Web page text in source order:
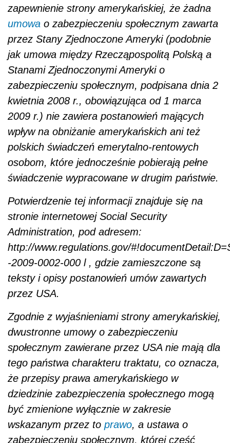
zapewnienie strony amerykańskiej, że żadna
umowa o zabezpieczeniu społecznym zawarta
przez Stany Zjednoczone Ameryki (podobnie
jak umowa między Rzecząpospolitą Polską a
Stanami Zjednoczonymi Ameryki o
zabezpieczeniu społecznym, podpisana dnia 2
kwietnia 2008 r., obowiązująca od 1 marca
2009 r.) nie zawiera postanowień mających
wpływ na obniżanie amerykańskich ani też
polskich świadczeń emerytalno-rentowych
osobom, które jednocześnie pobierają pełne
świadczenie wypracowane w drugim państwie.
Potwierdzenie tej informacji znajduje się na
stronie internetowej Social Security
Administration, pod adresem:
http://www.regulations.gov/
-2009-0002-000 l , gdzie zamieszczone są
teksty i opisy postanowień umów zawartych
przez USA.
Zgodnie z wyjaśnieniami strony amerykańskiej,
dwustronne umowy o zabezpieczeniu
społecznym zawierane przez USA nie mają dla
tego państwa charakteru traktatu, co oznacza,
że przepisy prawa amerykańskiego w
dziedzinie zabezpieczenia społecznego mogą
być zmienione wyłącznie w zakresie
wskazanym przez to prawo, a ustawa o
zabezpieczeniu społecznym, której część